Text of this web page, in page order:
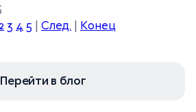
3 4 5 След. Конец
Перейти в блог